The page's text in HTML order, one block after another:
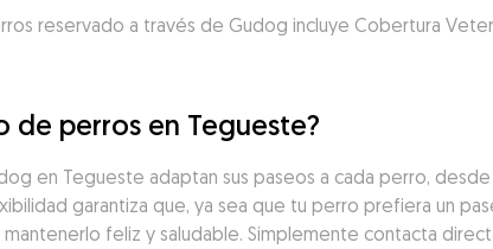
reservado a través de Gudog incluye Cobertura
de perros en Tegueste?
en Tegueste adaptan sus paseos a cada perro,
garantiza que, ya sea que tu perro prefiera un
feliz y saludable. Simplemente contacta